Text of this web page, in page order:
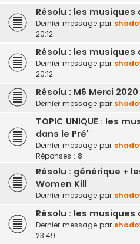
Résolu : les musiques
Dernier message par
20:12
Résolu : les musiques
Dernier message par
20:12
Résolu : M6 Merci 2020
Dernier message par
TOPIC UNIQUE : les
dans le Pré'
Dernier message par
Réponses : 8
Résolu : générique +
Women Kill
Dernier message par
Résolu : les musiques
Dernier message par
23:49